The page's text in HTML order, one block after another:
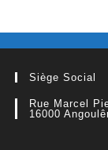
Siège Social
Rue Marcel
16000